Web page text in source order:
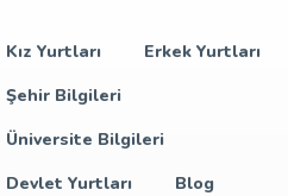
Kız Yurtları
Erkek Yurtları
Şehir Bilgileri
Üniversite Bilgileri
Devlet Yurtları
Blog